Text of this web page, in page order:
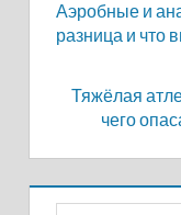
СПОРТ
по
Аэробные и
разница и что
Тяжёлая
чего